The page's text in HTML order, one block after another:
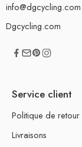
info@dgcycling.com
Dgcycling.com
Service client
Politique de retour
Livraisons